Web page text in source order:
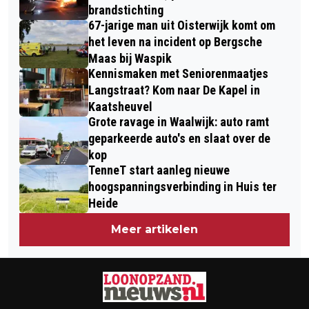
brandstichting
67-jarige man uit Oisterwijk komt om
het leven na incident op Bergsche
Maas bij Waspik
Kennismaken met Seniorenmaatjes
Langstraat? Kom naar De Kapel in
Kaatsheuvel
Grote ravage in Waalwijk: auto ramt
geparkeerde auto's en slaat over de
kop
TenneT start aanleg nieuwe
hoogspanningsverbinding in Huis ter
Heide
Meer artikelen